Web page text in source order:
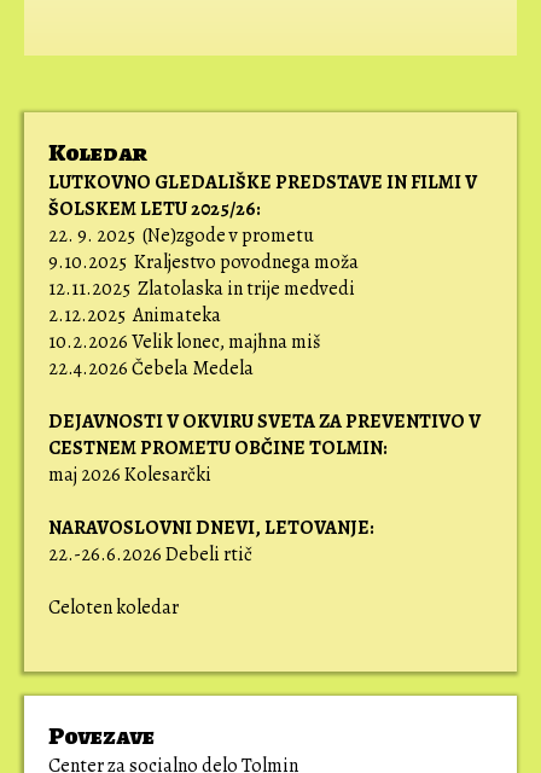
Koledar
LUTKOVNO GLEDALIŠKE PREDSTAVE IN FILMI V
ŠOLSKEM LETU 2025/26:
22. 9. 2025 (Ne)zgode v prometu
9.10.2025 Kraljestvo povodnega moža
12.11.2025 Zlatolaska in trije medvedi
2.12.2025 Animateka
10.2.2026 Velik lonec, majhna miš
22.4.2026 Čebela Medela
DEJAVNOSTI V OKVIRU SVETA ZA PREVENTIVO V
CESTNEM PROMETU OBČINE TOLMIN:
maj 2026 Kolesarčki
NARAVOSLOVNI DNEVI,LETOVANJE:
22.-26.6.2026 Debeli rtič
Celoten koledar
Povezave
Center za socialno delo Tolmin